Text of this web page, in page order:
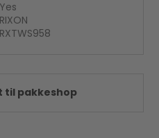
Yes
RIXON
RXTWS958
til pakkeshop